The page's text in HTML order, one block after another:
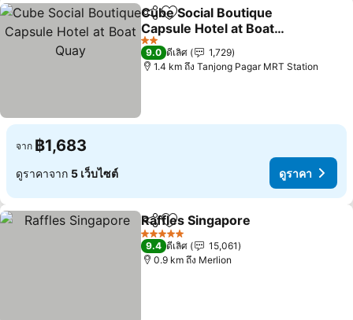
แชร์ เพิ่มในรายการโปรด
Cube Social Boutique
Capsule Hotel at Boat
Quay
2 ดาว
9.0 ดีเลิศ
1,729
1.4 km ถึง Tanjong Pagar MRT Station
จาก ฿1,683
ดูราคาจาก 5 เว็บไซต์ ดูราคา
แชร์ เพิ่มในรายการโปรด
Raffles Singapore
5 ดาว
9.4 ดีเลิศ
15,061
0.9 km ถึง Merlion